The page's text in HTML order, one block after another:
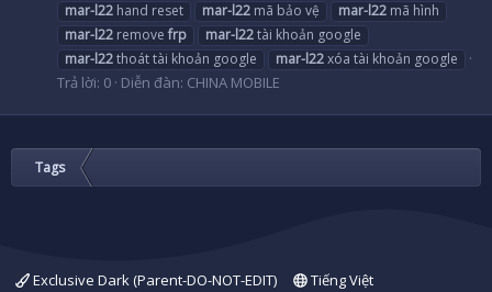
mar-l22 hand reset mar-l22 mã bảo vệ mar-l22 mã hình
mar-l22 removefrp mar-l22tài khoản google
mar-l22thoát tài khoản google mar-l22xóa tài khoản google
Trả lời: 0 Diễn đàn: CHINA MOBILE
Tags
Exclusive Dark (Parent-DO-NOT-EDIT)
Tiếng Việt